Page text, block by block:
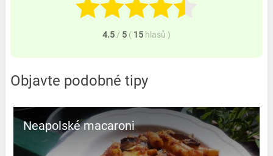
4.5 / 5 ( 15 hlasů )
Objavte podobné tipy
Neapolské macaroni